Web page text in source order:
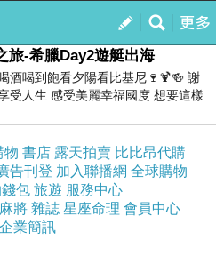
我的
訂閱
旅-希臘Day2遊艇出海
酒喝到飽看夕陽看比基尼🍷🍹🍻 謝
受人生 感受美麗幸福國度 想要這樣
物 書店 露天拍賣 比比昂代購
告刊登 加入聯播網 全球購物
包 旅遊 服務中心
將 雜誌 星座命理 會員中心
企業簡訊